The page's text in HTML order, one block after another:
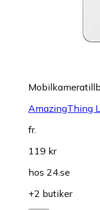
AmazingThing
fr.
119 kr
hos 24.se
+2 butiker